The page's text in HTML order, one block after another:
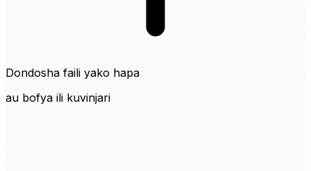
Dondosha faili yako hapa
au bofya ili kuvinjari